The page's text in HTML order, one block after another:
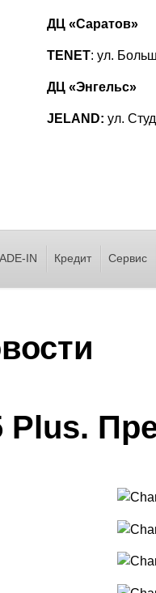
ДЦ «Саратов»
TENET: ул.
ДЦ «Энгельс»
JELAND: ул.
IN Кредит Сервис
Plus.